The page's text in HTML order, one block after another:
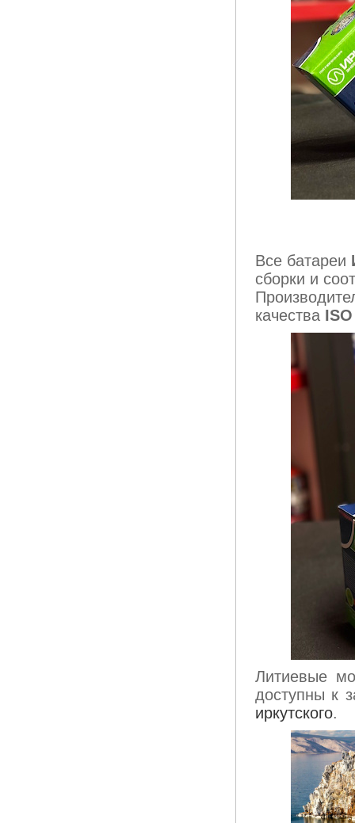
Все батареи
сборки и
качества
Литиевые
доступны к
иркутского.